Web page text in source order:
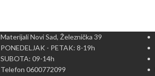
Materijali Novi Sad, Železnička 39
PONEDELJAK - PETAK: 8-19h
SUBOTA: 09-14h
Telefon 0600772099